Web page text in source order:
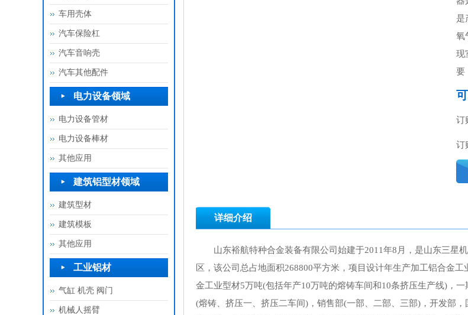
车用壳体
汽车保险杠
汽车音响壳
汽车其他配件
电力设备领域
电力设备管材
电力设备棒材
其他应用
建筑铝型材领域
建筑型材
建筑模板
其他应用
工业铝材
气缸 机壳 阀门
机械人摇臂
是
氧
现
要
订
订
详细介绍
山东裕航特种合金装备有限公司始建于2011年8月，是山东三星
区，该公司总占地面积268800平方米，项目设计年生产加工铝合金
金工业型材5万吨(包括年产10万吨的熔铸车间和10条挤压生产线)，
(熔铸、挤压一、挤压二车间)，销售部(一部、二部、三部)，开发部